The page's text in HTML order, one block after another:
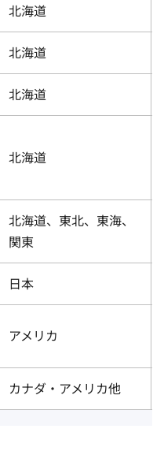
北海道
北海道
北海道
北海道
北海道、東北、東海、
関東
日本
アメリカ
カナダ・アメリカ他